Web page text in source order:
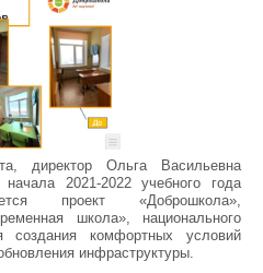
директор Ольга Васильевна
2021-2022 учебного года
проект «Доброшкола»,
школа», национального
создания комфортных условий
инфраструктуры.